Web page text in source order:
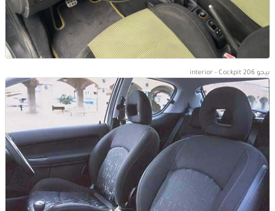
بيجو 206 interior - Cockpit